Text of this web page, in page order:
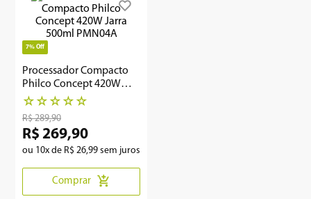
7% Off
Processador Compacto
Philco Concept 420W
Jarra 500ml PMN04A
☆ ☆ ☆ ☆ ☆
R$ 289,90
R$ 269,90
ou 10x de R$ 26,99 sem juros
Comprar
12000
geladeira
inverter